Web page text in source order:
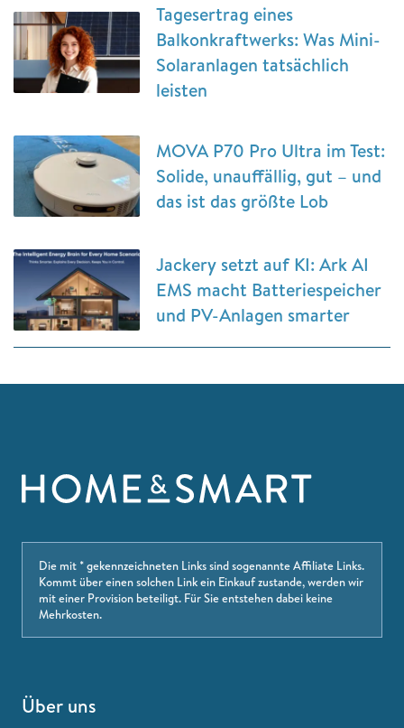
Tagesertrag eines
Balkonkraftwerks: Was Mini-
Solaranlagen tatsächlich
leisten
MOVA P70 Pro Ultra im Test:
Solide, unauffällig, gut – und
das ist das größte Lob
Jackery setzt auf KI: Ark AI
EMS macht Batteriespeicher
und PV-Anlagen smarter
Die mit * gekennzeichneten Links sind sogenannte Affiliate Links.
Kommt über einen solchen Link ein Einkauf zustande, werden wir
mit einer Provision beteiligt. Für Sie entstehen dabei keine
Mehrkosten.
Über uns